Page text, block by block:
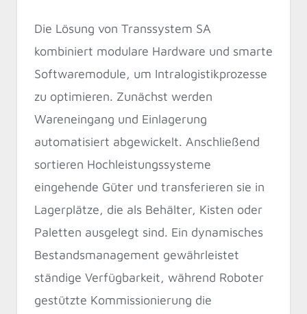
Die Lösung von Transsystem SA
kombiniert modulare Hardware und smarte
Softwaremodule, um Intralogistikprozesse
zu optimieren. Zunächst werden
Wareneingang und Einlagerung
automatisiert abgewickelt. Anschließend
sortieren Hochleistungssysteme
eingehende Güter und transferieren sie in
Lagerplätze, die als Behälter, Kisten oder
Paletten ausgelegt sind. Ein dynamisches
Bestandsmanagement gewährleistet
ständige Verfügbarkeit, während Roboter
gestützte Kommissionierung die